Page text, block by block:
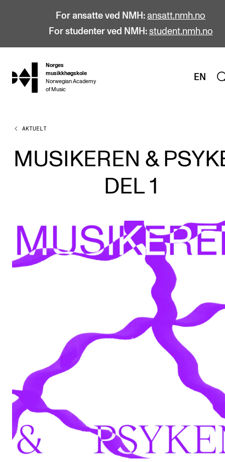
For ansatte ved NMH: ansatt.nmh.no
For studenter ved NMH: student.nmh.no
hjem
Norges
musikkhøgskole
Norwegian Academy
of Music
EN
STUDIER
Alle studier
Bachelor
Årsstudium og videreutdanning
Etterutdanning og kurs
Talentutvikling
Salane våre
Studentutvalet SUT (student.nmh.no)
FORSKNING
CERM
AKTUELT
MUSIKEREN &
DEL 1